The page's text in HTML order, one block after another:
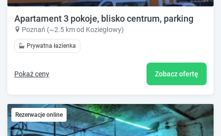
Apartament 3 pokoje, blisko centrum, parking
Poznań (~2.5 km od Koziegłowy)
Prywatna łazienka
Pokaż ceny Zobacz ofertę
Rezerwacje online